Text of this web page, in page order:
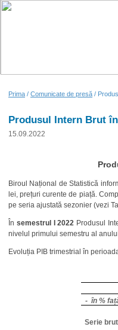
Prima / Comunicate de presă /
Produsul Intern Brut
15.09.2022
Biroul Național de Statistică
lei, prețuri curente de piață.
pe seria ajustată sezonier (vezi
În semestrul I 2022 Produsul
nivelul primului semestru al
Evoluția PIB trimestrial în
- în %
Serie